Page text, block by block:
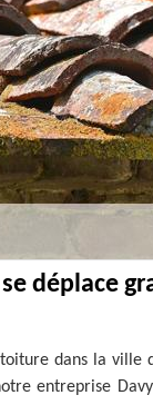
déplace
dans la ville
entreprise